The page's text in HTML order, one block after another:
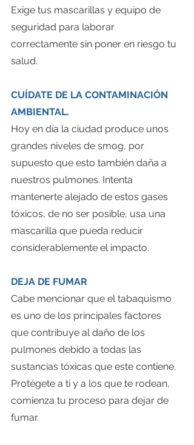
Exige tus mascarillas y equipo de
seguridad para laborar
correctamente sin poner en riesgo tu
salud.
CUÍDATE DE LA CONTAMINACIÓN
AMBIENTAL.
Hoy en día la ciudad produce unos
grandes niveles de smog, por
supuesto que esto también daña a
nuestros pulmones. Intenta
mantenerte alejado de estos gases
tóxicos, de no ser posible, usa una
mascarilla que pueda reducir
considerablemente el impacto.
DEJA DE FUMAR
Cabe mencionar que el tabaquismo
es uno de los principales factores
que contribuye al daño de los
pulmones debido a todas las
sustancias tóxicas que este contiene.
Protégete a ti y a los que te rodean,
comienza tu proceso para dejar de
fumar.